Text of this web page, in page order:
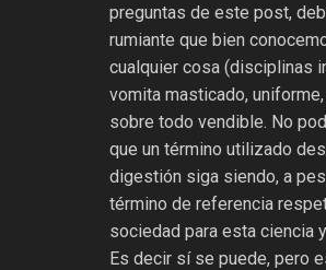
preguntas de este post,
rumiante que bien
cualquier cosa (disciplinas
vomita masticado,
sobre todo vendible. No
que un término utilizado
digestión siga siendo, a
término de referencia
sociedad para esta ciencia
Es decir sí se puede, pero